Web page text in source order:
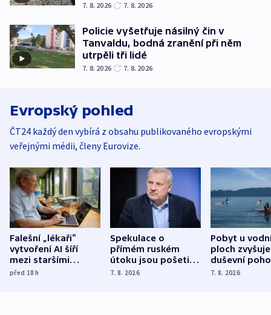
7. 8. 2026 7. 8. 2026
Policie vyšetřuje násilný čin v
Tanvaldu, bodná zranění při něm
utrpěli tři lidé
7. 8. 2026 7. 8. 2026
Evropský pohled
ČT24 každý den vybírá z obsahu publikovaného evropskými
veřejnými médii, členy Eurovize.
Falešní „lékaři“
vytvoření AI šíří
mezi staršími
Poláky nebezpečné
před 18h
Spekulace o
přímém ruském
útoku jsou pošetilé,
míní estonský
7. 8. 2026
Pobyt u
ploch zvyšuje
duševní
ukázala
7. 8. 2026